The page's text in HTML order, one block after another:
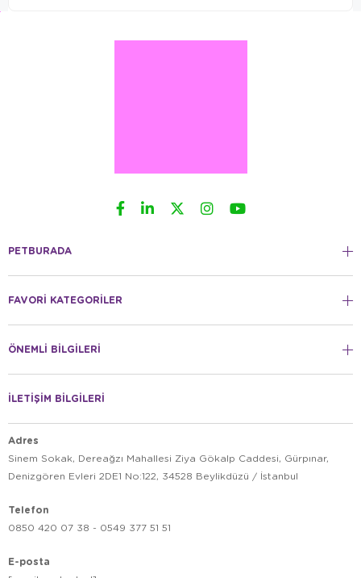
PETBURADA
FAVORİ KATEGORİLER
ÖNEMLİ BİLGİLERİ
İLETİŞİM BİLGİLERİ
Adres
Sinem Sokak, Dereağzı Mahallesi Ziya Gökalp Caddesi, Gürpınar,
Denizgören Evleri 2DE1 No:122, 34528 Beylikdüzü / İstanbul
Telefon
0850 420 07 38 - 0549 377 51 51
E-posta